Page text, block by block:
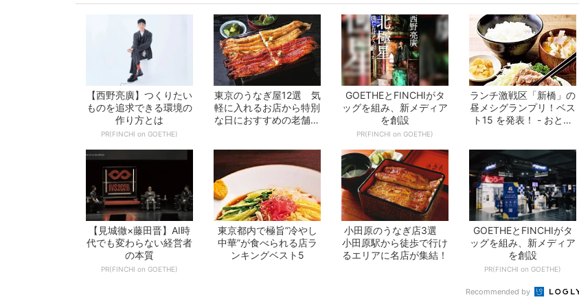
【西野亮廣】つくりたい
ものを追求できる環境の
作り方とは
PR(FINCHI on GOETHE)
東京のうなぎ屋12選 気
軽に入れるお店から特別
な日におすすめの老舗ま
GOETHEとFINCHIがタ
ッグを組み、新メディア
を創設
PR(FINCHI on GOETHE)
ランチ激戦区「新橋」の
昼メシグランプリ！ベス
ト15 を発表！ - おとな
【見城徹×藤田晋】AI時
代でも変わらない経営者
の本質
PR(FINCHI on GOETHE)
東京都内で極旨”冷やし
中華”が食べられる店ラ
ンキングベスト5
小田原のうなぎ店3選
小田原駅から徒歩で行け
るエリアに名店が集結！
GOETHEとFINCHIがタ
ッグを組み、新メディア
を創設
PR(FINCHI on GOETHE)
Recommended by